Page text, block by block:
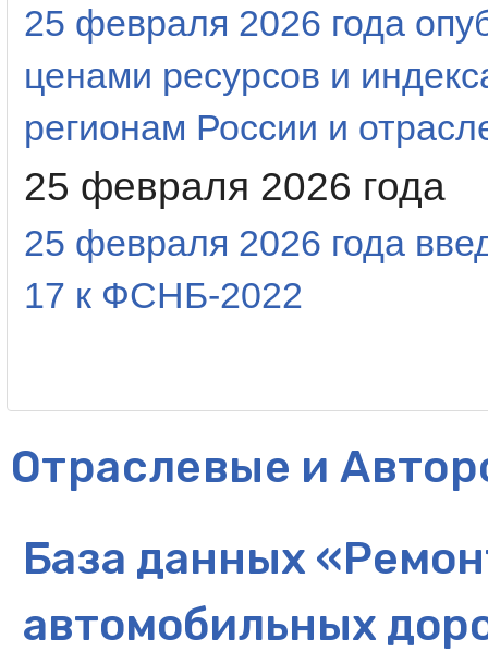
25 февраля 2026 года
ценами ресурсов и
регионам России и
25 февраля 2026 года
25 февраля 2026 года
17 к ФСНБ-2022
Отраслевые и
База данных
автомобильных